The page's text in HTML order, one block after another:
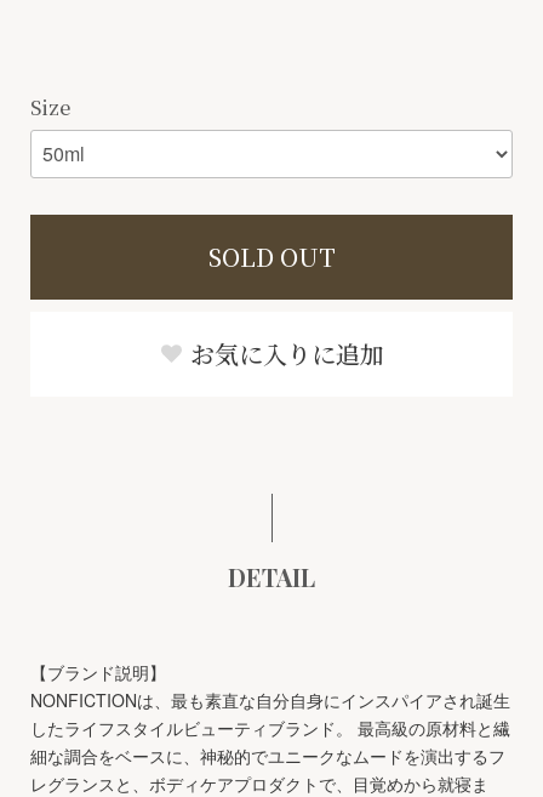
Size
SOLD OUT
お気に入りに追加
DETAIL
【ブランド説明】
NONFICTIONは、最も素直な自分自身にインスパイアされ誕生
したライフスタイルビューティブランド。 最高級の原材料と繊
細な調合をベースに、神秘的でユニークなムードを演出するフ
レグランスと、ボディケアプロダクトで、目覚めから就寝ま